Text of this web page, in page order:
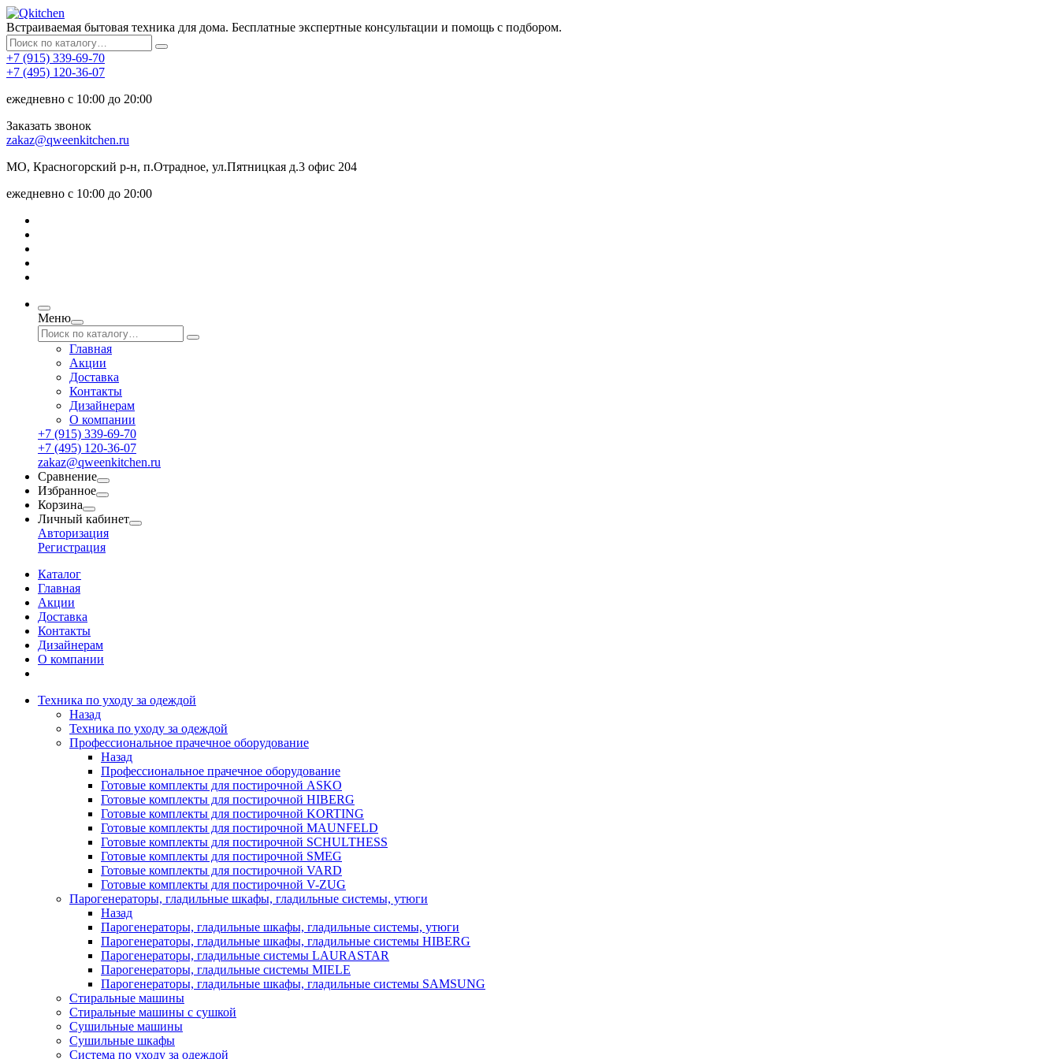
Встраиваемая бытовая техника для дома. Бесплатные экспертные консультации и помощь с подбором.
+7 (915) 339-69-70
+7 (495) 120-36-07
ежедневно с 10:00 до 20:00
Заказать звонок
zakaz@qweenkitchen.ru
МО, Красногорский р-н, п.Отрадное, ул.Пятницкая д.3 офис 204
ежедневно с 10:00 до 20:00
Меню
Главная
Акции
Доставка
Контакты
Дизайнерам
О компании
+7 (915) 339-69-70
+7 (495) 120-36-07
zakaz@qweenkitchen.ru
Сравнение
Избранное
Корзина
Личный кабинет
Авторизация
Регистрация
Каталог
Главная
Акции
Доставка
Контакты
Дизайнерам
О компании
Техника по уходу за одеждой
Назад
Техника по уходу за одеждой
Профессиональное прачечное оборудование
Назад
Профессиональное прачечное оборудование
Готовые комплекты для постирочной ASKO
Готовые комплекты для постирочной HIBERG
Готовые комплекты для постирочной KORTING
Готовые комплекты для постирочной MAUNFELD
Готовые комплекты для постирочной SCHULTHESS
Готовые комплекты для постирочной SMEG
Готовые комплекты для постирочной VARD
Готовые комплекты для постирочной V-ZUG
Парогенераторы, гладильные шкафы, гладильные системы, утюги
Назад
Парогенераторы, гладильные шкафы, гладильные системы, утюги
Парогенераторы, гладильные шкафы, гладильные системы HIBERG
Парогенераторы, гладильные системы LAURASTAR
Парогенераторы, гладильные системы MIELE
Парогенераторы, гладильные шкафы, гладильные системы SAMSUNG
Стиральные машины
Стиральные машины с сушкой
Сушильные машины
Сушильные шкафы
Система по уходу за одеждой